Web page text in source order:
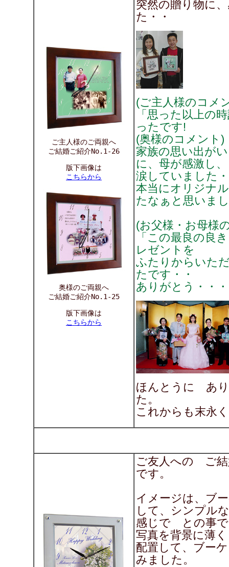
ご主人様のご両親へ
ご結婚ご紹介No.1-26
版下画像は
こちらから
奥様のご両親へ
ご結婚ご紹介No.1-25
版下画像は
こちらから
突然の贈り物に
た・・
(ご主人様のコメ
「思った以上の
ったです!
(奥様のコメント)
家族の思い出が
に、母が感激し、
涙していました
本当にオリジナ
たなぁと思いま
(お父様・お母様
「この最良の良
レゼントを
ふたりからいた
たです・・
ありがとう・・
ほんとうに あ
た。
これからも末永
ご友人への ご
です。
イメージは、ブ
して、シンプルな
感じで との事で
写真を背景に薄く
配置して、ブー
みました。